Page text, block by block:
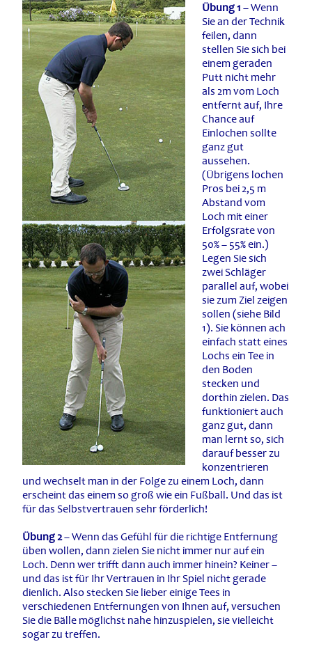
Übung 1 – Wenn
Sie an der Technik
feilen, dann
stellen Sie sich bei
einem geraden
Putt nicht mehr
als 2m vom Loch
entfernt auf, Ihre
Chance auf
Einlochen sollte
ganz gut
aussehen.
(Übrigens lochen
Pros bei 2,5 m
Abstand vom
Loch mit einer
Erfolgsrate von
50% – 55% ein.)
Legen Sie sich
zwei Schläger
parallel auf, wobei
sie zum Ziel zeigen
sollen (siehe Bild
1). Sie können ach
einfach statt eines
Lochs ein Tee in
den Boden
stecken und
dorthin zielen. Das
funktioniert auch
ganz gut, dann
man lernt so, sich
darauf besser zu
konzentrieren
und wechselt man in der Folge zu einem Loch, dann
erscheint das einem so groß wie ein Fußball. Und das ist
für das Selbstvertrauen sehr förderlich!
Übung 2– Wenn das Gefühl für die richtige Entfernung
üben wollen, dann zielen Sie nicht immer nur auf ein
Loch. Denn wer trifft dann auch immer hinein? Keiner –
und das ist für Ihr Vertrauen in Ihr Spiel nicht gerade
dienlich. Also stecken Sie lieber einige Tees in
verschiedenen Entfernungen von Ihnen auf, versuchen
Sie die Bälle möglichst nahe hinzuspielen, sie vielleicht
sogar zu treffen.